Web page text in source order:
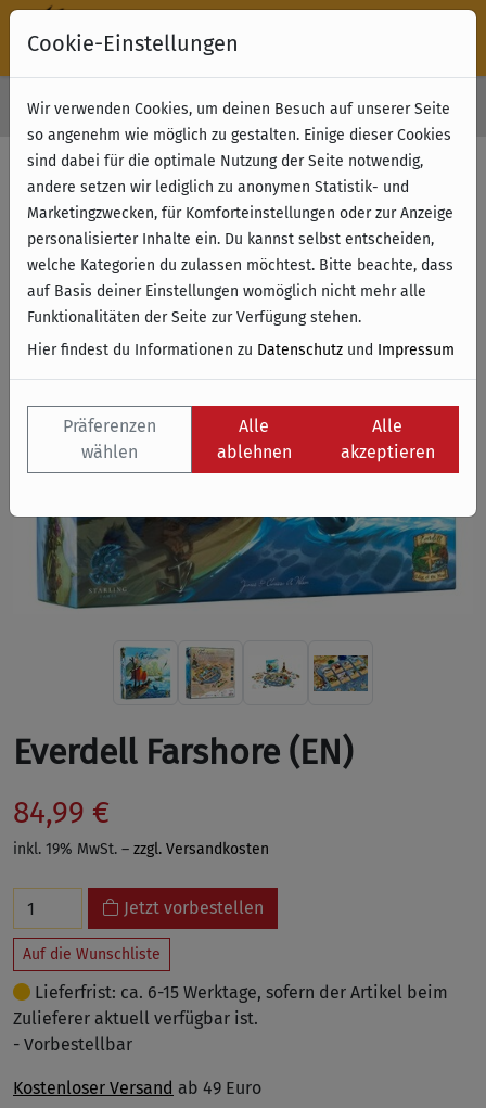
Kostenloser Versand & Retoure ab 49 € (innerhalb Deutschlands)
Everdell Farshore (EN)
84,99 €
inkl. 19% MwSt. – zzgl. Versandkosten
Jetzt vorbestellen
Auf die Wunschliste
Lieferfrist: ca. 6-15 Werktage, sofern der Artikel beim
Zulieferer aktuell verfügbar ist.
- Vorbestellbar
Kostenloser Versand ab 49 Euro
Cookie-Einstellungen
Wir verwenden Cookies, um deinen Besuch auf unserer Seite
so angenehm wie möglich zu gestalten. Einige dieser Cookies
sind dabei für die optimale Nutzung der Seite notwendig,
andere setzen wir lediglich zu anonymen Statistik- und
Marketingzwecken, für Komforteinstellungen oder zur Anzeige
personalisierter Inhalte ein. Du kannst selbst entscheiden,
welche Kategorien du zulassen möchtest. Bitte beachte, dass
auf Basis deiner Einstellungen womöglich nicht mehr alle
Funktionalitäten der Seite zur Verfügung stehen.
Hier findest du Informationen zu Datenschutz und Impressum
Präferenzen
wählen
Alle
ablehnen
Alle
akzeptieren